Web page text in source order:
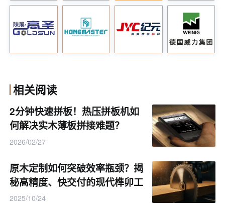
首先，人工操作繁琐，效率低下，难以满足市场对
产品的快速需求。其次，设备陈旧，功能单一，难以适
容易导致产品质量不稳定，尺寸精度难以保证，表面处
理效果不一。
相关阅读
2分钟快速拼板！热压拼板机如
何解决实木薄板拼接难题？
2026/02/27
原木定制如何突破效率瓶颈？揭
秘高精度、快交付的现代榫卯工
艺链！
2025/10/24